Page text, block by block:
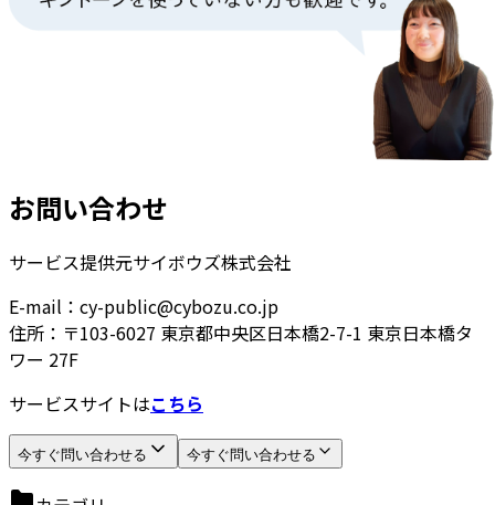
お問い合わせ
サービス提供元サイボウズ株式会社
E-mail：cy-public@cybozu.co.jp
住所：〒103-6027 東京都中央区日本橋2-7-1 東京日本橋タ
ワー 27F
サービスサイトはこちら
今すぐ問い合わせる 今すぐ問い合わせる